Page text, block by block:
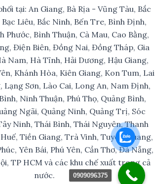
tại: An Giang, Bà Rịa - Vũng Tàu, Bắc
Bạc Liêu, Bắc Ninh, Bến Tre, Bình Định,
Phước, Bình Thuận, Cà Mau, Cao Bằng,
Điện Biên, Đồng Nai, Đồng Tháp, Gia
Nam, Hà Tĩnh, Hải Dương, Hậu Giang,
Khánh Hòa, Kiên Giang, Kon Tum, Lai
Lạng Sơn, Lào Cai, Long An, Nam Định,
Ninh Thuận, Phú Thọ, Quảng Bình,
Ngãi, Quảng Ninh, Quảng Trị, Sóc
Ninh, Thái Bình, Thái Nguyên, Thanh
Tiền Giang, Trà Vinh, Tuyên Quang,
Yên Bái, Phú Yên, Cần Thơ, Đà Nẵng,
TP HCM và các khu chế xuất trong cả
nước.
0909096375